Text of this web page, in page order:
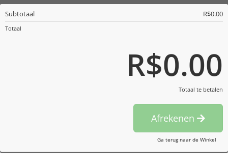
Subtotaal R$0.00
Totaal
R$0.00
Totaal te betalen
Afrekenen
Ga terug naar de Winkel